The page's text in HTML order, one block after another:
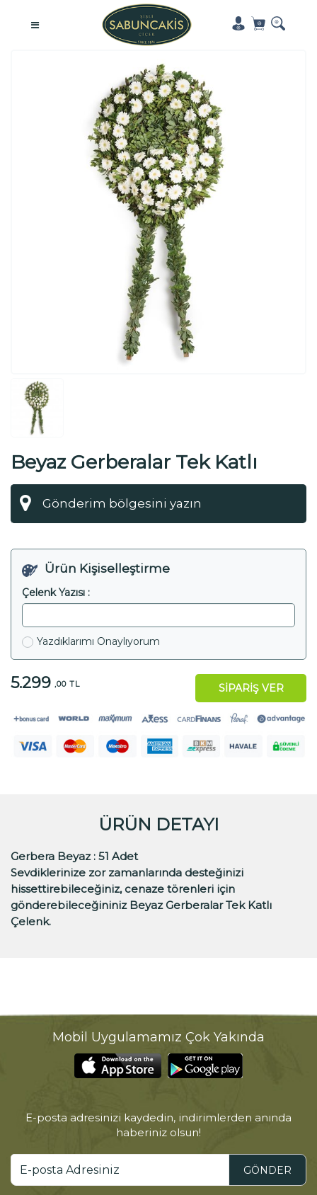
Beyaz Gerberalar Tek Katlı
Çelenk
Ürün Kişiselleştirme
Çelenk Yazısı :
Yazdıklarımı Onaylıyorum
5.299 ,00 TL SİPARİŞ VER
ÜRÜN DETAYI
Gerbera Beyaz : 51 Adet
Sevdiklerinize zor zamanlarında desteğinizi
hissettirebileceğiniz, cenaze törenleri için
gönderebileceğininiz Beyaz Gerberalar Tek Katlı
Çelenk.
Mobil Uygulamamız Çok Yakında
E-posta adresinizi kaydedin, indirimlerden anında
haberiniz olsun!
GÖNDER